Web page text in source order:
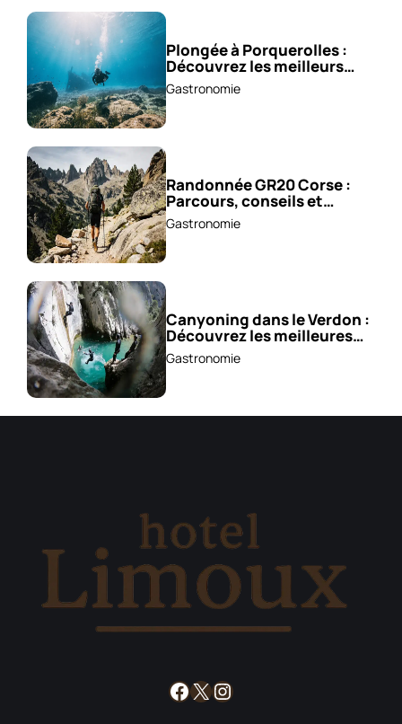
Plongée à Porquerolles :
Découvrez les meilleurs
spots !
Gastronomie
Randonnée GR20 Corse :
Parcours, conseils et
astuces !
Gastronomie
Canyoning dans le Verdon :
Découvrez les meilleures
excursions !
Gastronomie
Facebook
X Instagram